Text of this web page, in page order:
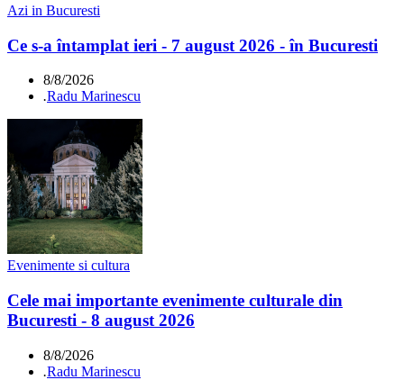
Azi in Bucuresti
Ce s-a întamplat ieri - 7 august 2026 - în Bucuresti
8/8/2026
.Radu Marinescu
Evenimente si cultura
Cele mai importante evenimente culturale din
Bucuresti - 8 august 2026
8/8/2026
.Radu Marinescu